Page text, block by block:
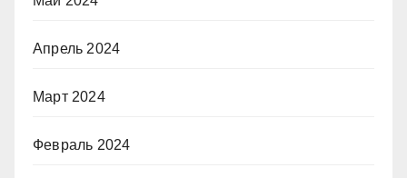
Апрель 2024
Март 2024
Февраль 2024